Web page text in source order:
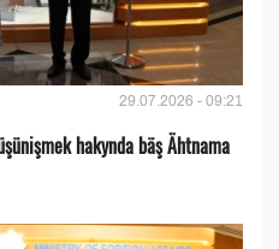
29.07.2026 - 09:21
hakynda bäş Ähtnama